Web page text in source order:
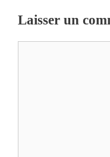
Laisser un